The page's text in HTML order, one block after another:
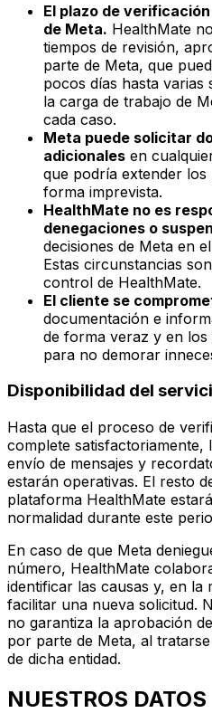
El plazo de
de Meta. HealthMate
tiempos de revisión,
parte de Meta, que
pocos días hasta varias
la carga de trabajo de
cada caso.
Meta puede solicitar
adicionales en
que podría extender
forma imprevista.
HealthMate no es
denegaciones o
decisiones de Meta en
Estas circunstancias
control de HealthMate.
El cliente se
documentación e
de forma veraz y en los
para no demorar
Disponibilidad del
Hasta que el proceso de
complete satisfactoriamente,
envío de mensajes y
estarán operativas. El resto
plataforma HealthMate
normalidad durante este
En caso de que Meta
número, HealthMate
identificar las causas y, en la
facilitar una nueva solicitud.
no garantiza la aprobación
por parte de Meta, al
de dicha entidad.
NUESTROS DATOS